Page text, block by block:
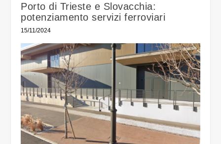
Porto di Trieste e Slovacchia:
potenziamento servizi ferroviari
15/11/2024